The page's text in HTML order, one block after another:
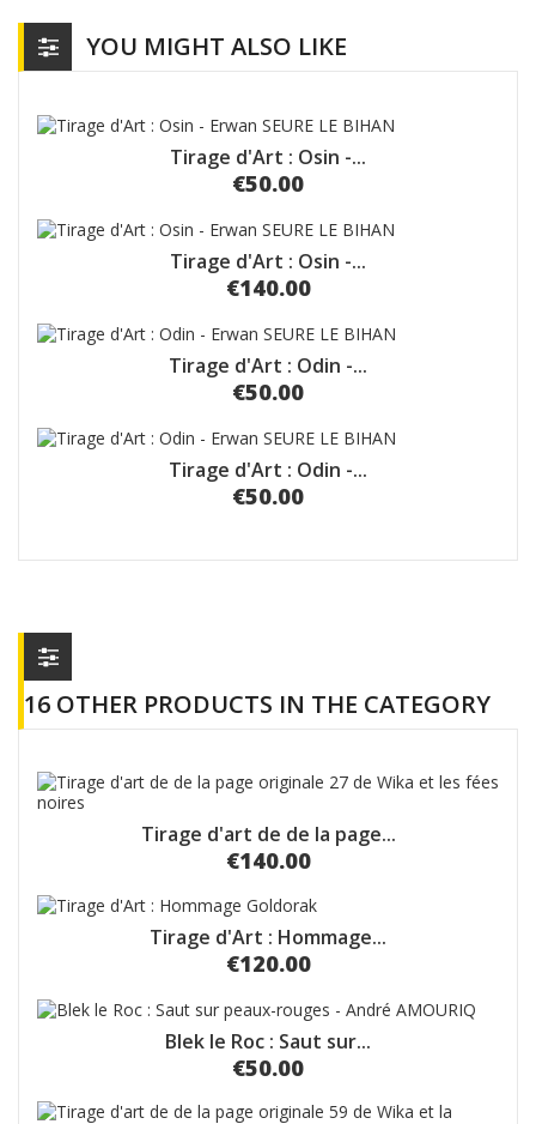
YOU MIGHT ALSO LIKE
Tirage d'Art : Osin -...
€50.00
Tirage d'Art : Osin -...
€140.00
Tirage d'Art : Odin -...
€50.00
Tirage d'Art : Odin -...
€50.00
16 OTHER PRODUCTS IN THE CATEGORY
Tirage d'art de de la page...
€140.00
Tirage d'Art : Hommage...
€120.00
Blek le Roc : Saut sur...
€50.00